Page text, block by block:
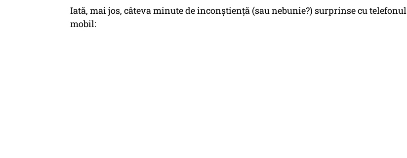
Iată, mai jos, câteva minute de inconștiență (sau nebunie?) surprinse cu telefonul
mobil: